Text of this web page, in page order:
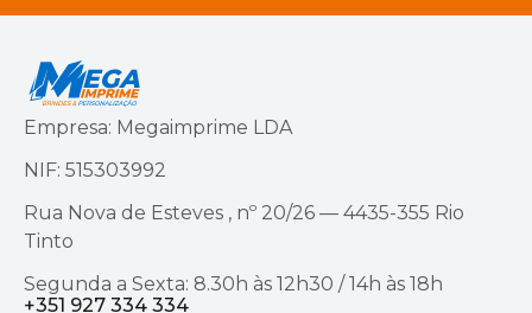
Empresa: Megaimprime LDA
NIF: 515303992
Rua Nova de Esteves , nº 20/26 — 4435-355 Rio
Tinto
Segunda a Sexta: 8.30h às 12h30 / 14h às 18h
+351 927 334 334